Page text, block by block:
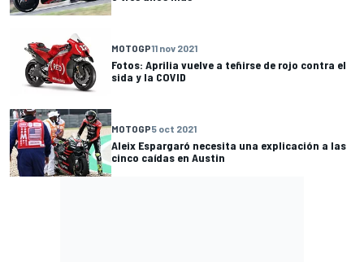
MOTOGP11 nov 2021
Fotos: Aprilia vuelve a teñirse de rojo contra el
sida y la COVID
MOTOGP5 oct 2021
Aleix Espargaró necesita una explicación a las
cinco caídas en Austin